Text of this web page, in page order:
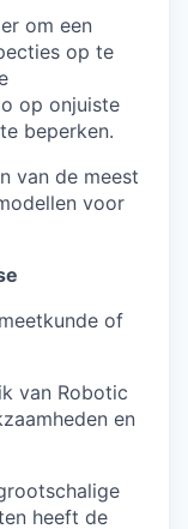
om een
op te
op onjuiste
beperken.
van de meest
voor
of
van Robotic
en
heeft de